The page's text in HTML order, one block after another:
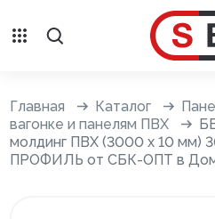
Сайдинг с фурнитурой
Главная Каталог
вагонке и панелям ПВХ
молдинг ПВХ (3000 х 10 мм)
ПРОФИЛЬ от СБК-ОПТ в